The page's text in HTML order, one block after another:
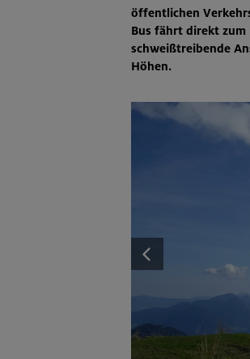
öffentlichen
Bus fährt direkt zum
schweißtreibende
Höhen.